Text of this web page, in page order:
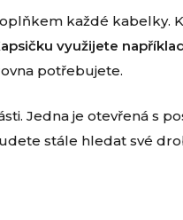
každé kabelky.
využijete
potřebujete.
Jedna je otevřená s
stále hledat své